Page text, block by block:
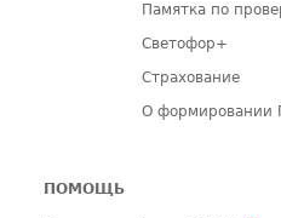
Памятка по
Светофор+
Страхование
О формировании
ПОМОЩЬ